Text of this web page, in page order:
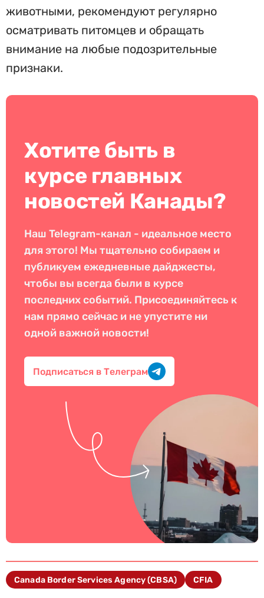
животными, рекомендуют регулярно
осматривать питомцев и обращать
внимание на любые подозрительные
признаки.
Хотите быть в
курсе главных
новостей Канады?
Наш Telegram-канал - идеальное место
для этого! Мы тщательно собираем и
публикуем ежедневные дайджесты,
чтобы вы всегда были в курсе
последних событий. Присоединяйтесь к
нам прямо сейчас и не упустите ни
одной важной новости!
Подписаться в Телеграм
Canada Border Services Agency (CBSA) CFIA